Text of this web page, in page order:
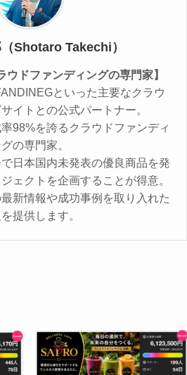
Shotaro Takechi）
ウドファンディングの専門家】
といった主要なクラウ
イトとの公式パートナー。
98%を誇るクラウドファンディ
の専門家。
日本国内未発表の優良商品を発
ェクトを企画することが得意。
新情報や成功事例を取り入れた
提供します。